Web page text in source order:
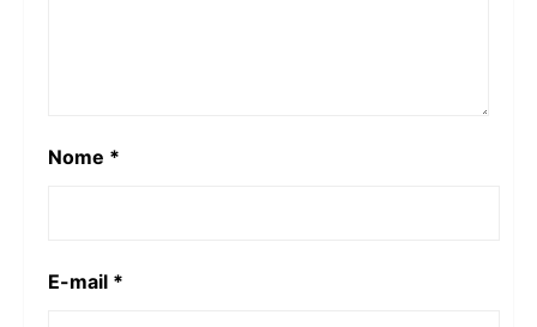
Nome *
E-mail *